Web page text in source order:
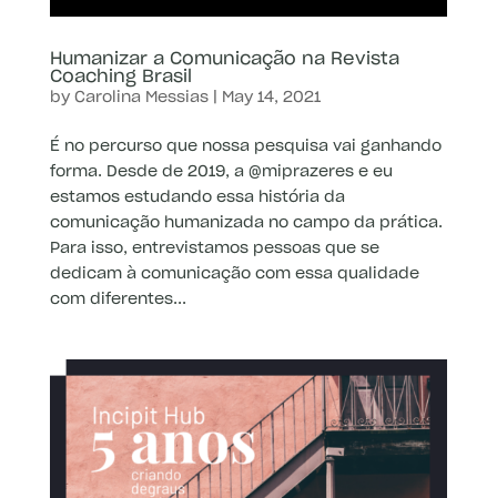
Humanizar a Comunicação na Revista
Coaching Brasil
by Carolina Messias| May 14, 2021
É no percurso que nossa pesquisa vai ganhando
forma. Desde de 2019, a @miprazeres e eu
estamos estudando essa história da
comunicação humanizada no campo da prática.
Para isso, entrevistamos pessoas que se
dedicam à comunicação com essa qualidade
com diferentes...